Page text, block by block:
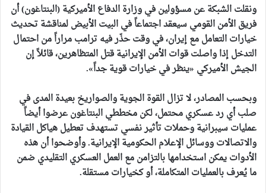
ونقلت الشبكة عن مسؤولين في وزارة الدفاع الأميركية (البنتاغون) أن
فريق الأمن القومي سيعقد اجتماعاً في البيت الأبيض لمناقشة تحديث
خيارات التعامل مع إيران، في وقت حذّر فيه ترامب مراراً من احتمال
التدخل إذا واصلت قوات الأمن الإيرانية قتل المتظاهرين، قائلاً إن
الجيش الأميركي «ينظر في خيارات قوية جداً».
وبحسب المصادر، لا تزال القوة الجوية والصواريخ بعيدة المدى في
صلب أي رد عسكري محتمل، لكن مخططي البنتاغون عرضوا أيضاً
عمليات سيبرانية وحملات تأثير نفسي تستهدف تعطيل هياكل القيادة
والاتصالات ووسائل الإعلام الحكومية الإيرانية. وأوضحوا أن هذه
الأدوات يمكن استخدامها بالتزامن مع العمل العسكري التقليدي ضمن
ما يُعرف بالعمليات المتكاملة، أو كخيارات مستقلة.